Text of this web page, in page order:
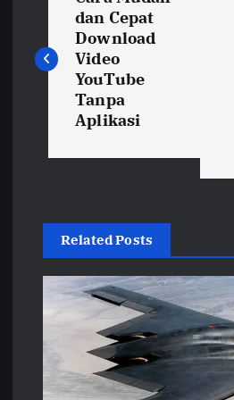
v
g
p
o
dan Cepat
Download
Video
YouTube
Tanpa
Aplikasi
Related Posts